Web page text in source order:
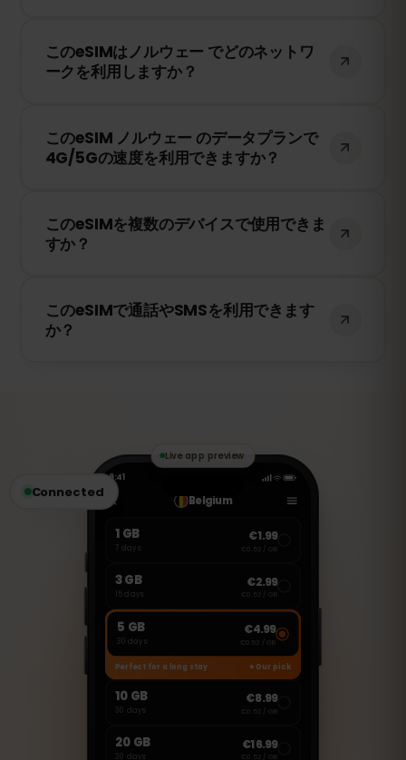
とをおすすめします。ただし、ノルウェー
に到着するまでネットワークに接続しない
このeSIMはノルウェー でどのネットワ
ークを利用しますか？
のネットワークに接続します。例えば、
Telenor、Telia などが含まれます。
このeSIM ノルウェー のデータプランで
4G/5Gの速度を利用できますか？
を提供し、ノルウェー で5Gが利用可能な
場合は5Gにも対応しています。快適なイン
このeSIMを複数のデバイスで使用できま
すか？
と、1台のデバイスにのみ紐付けられます。
スマートフォンを変更する場合は、新しい
このeSIMで通話やSMSを利用できます
か？